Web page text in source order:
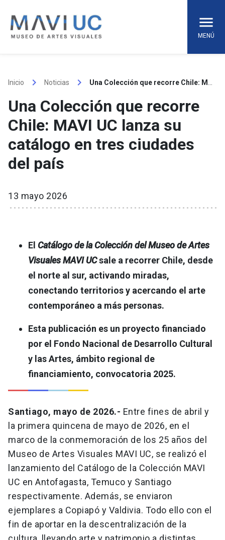
content
MENÚ
Inicio keyboard_arrow_right Noticias keyboard_arrow_right
Una Colección que recorre
Chile: MAVI UC lanza su
catálogo en tres ciudades
del país
13 mayo 2026
El Catálogo de la Colección del Museo de Artes
Visuales MAVI UCsale a recorrer Chile, desde
el norte al sur, activando miradas,
conectando territorios y acercando el arte
contemporáneo a más personas.
Esta publicación es un proyecto financiado
por el Fondo Nacional de Desarrollo Cultural
y las Artes, ámbito regional de
financiamiento, convocatoria 2025.
Santiago, mayo de 2026.- Entre fines de abril y
la primera quincena de mayo de 2026, en el
marco de la conmemoración de los 25 años del
Museo de Artes Visuales MAVI UC, se realizó el
lanzamiento del Catálogo de la Colección MAVI
UC en Antofagasta, Temuco y Santiago
respectivamente. Además, se enviaron
ejemplares a Copiapó y Valdivia. Todo ello con el
fin de aportar en la descentralización de la